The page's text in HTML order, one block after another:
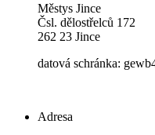
Městys Jince
Čsl. dělostřelců 172
262 23 Jince
datová schránka:
Adresa